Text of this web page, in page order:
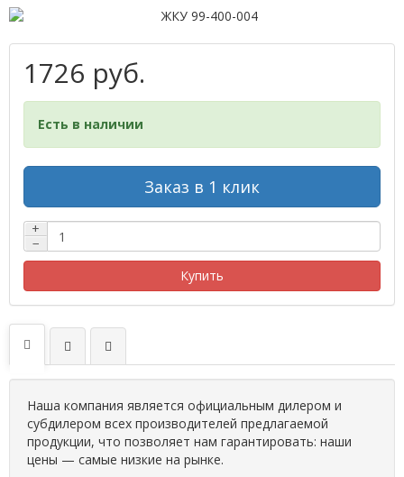
1726 руб.
Есть в наличии
Заказ в 1 клик
+
−
Купить
Наша компания является официальным дилером и
субдилером всех производителей предлагаемой
продукции, что позволяет нам гарантировать: наши
цены — самые низкие на рынке.